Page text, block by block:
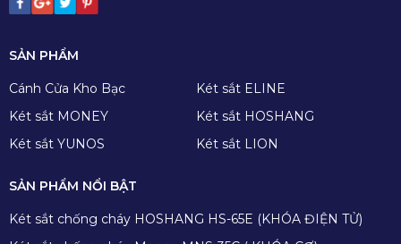
SẢN PHẨM
Cánh Cửa Kho Bạc
Két sắt ELINE
Két sắt MONEY
Két sắt HOSHANG
Két sắt YUNOS
Két sắt LION
SẢN PHẨM NỔI BẬT
Két sắt chống cháy HOSHANG HS-65E (KHÓA ĐIỆN TỬ)